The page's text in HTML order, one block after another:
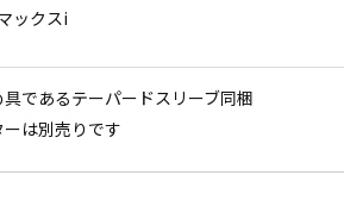
ックスi
であるテーパードスリーブ同梱
は別売りです